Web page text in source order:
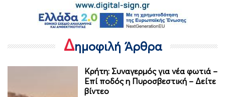
Δημοφιλή Άρθρα
Κρήτη: Συναγερμός για νέα φωτιά –
Επί ποδός η Πυροσβεστική – Δείτε
βίντεο